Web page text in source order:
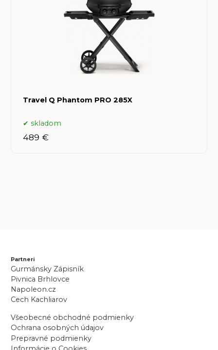
Travel Q Phantom PRO 285X
skladom
489 €
Partneri
Gurmánsky Zápisník
Pivnica Brhlovce
Napoleon.cz
Cech Kachliarov
Všeobecné obchodné podmienky
Ochrana osobných údajov
Prepravné podmienky